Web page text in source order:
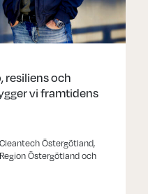
resiliens och
vi framtidens
Östergötland,
Östergötland och